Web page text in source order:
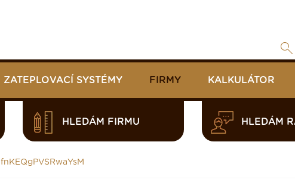
ZATEPLOVACÍ SYSTÉMY FIRMY KALKULÁTOR
HLEDÁM FIRMU HLEDÁM
fnKEQgPVSRwaYsM